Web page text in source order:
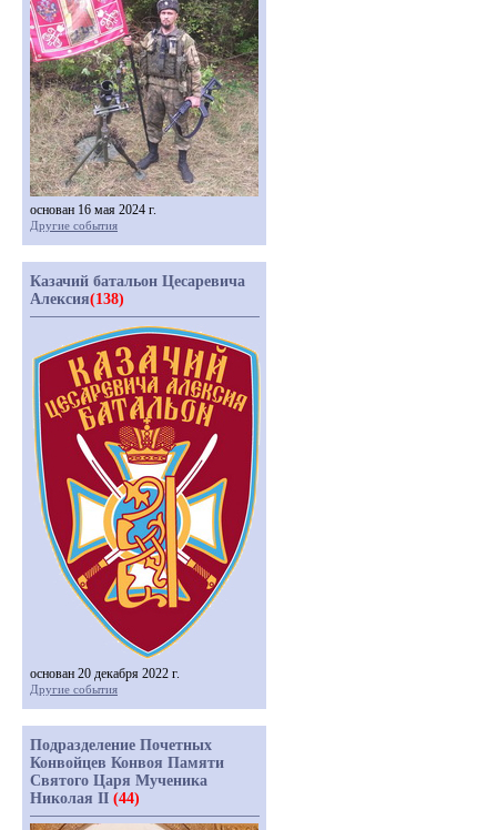
основан 16 мая 2024 г.
Другие события
Казачий батальон Цесаревича
Алексия(138)
основан 20 декабря 2022 г.
Другие события
Подразделение Почетных
Конвойцев Конвоя Памяти
Святого Царя Мученика
Николая II (44)